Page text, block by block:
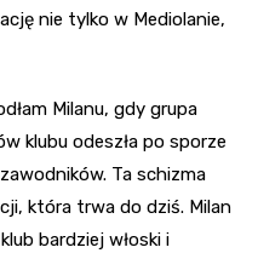
nie tylko w Mediolanie,
Milanu, gdy grupa
klubu odeszła po sporze
Ta schizma
która trwa do dziś. Milan
bardziej włoski i